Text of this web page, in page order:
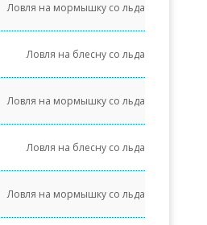
Ловля на мормышку со льда
Ловля на блесну со льда
Ловля на мормышку со льда
Ловля на блесну со льда
Ловля на мормышку со льда